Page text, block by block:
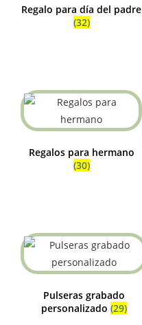
Regalo para día del padre
(32)
Regalos para hermano
(30)
Pulseras grabado
personalizado (29)